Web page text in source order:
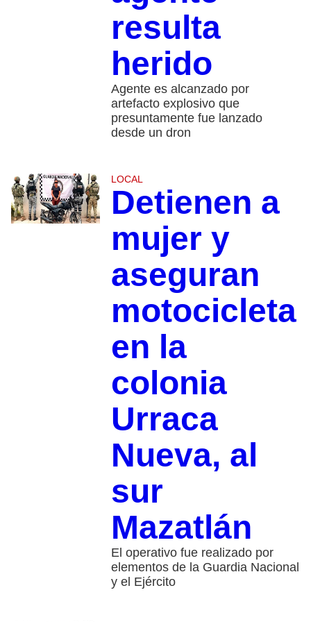
resulta
herido
Agente es alcanzado por
artefacto explosivo que
presuntamente fue lanzado
desde un dron
LOCAL
Detienen a
mujer y
aseguran
motocicleta
en la
colonia
Urraca
Nueva, al
sur
Mazatlán
El operativo fue realizado por
elementos de la Guardia Nacional
y el Ejército